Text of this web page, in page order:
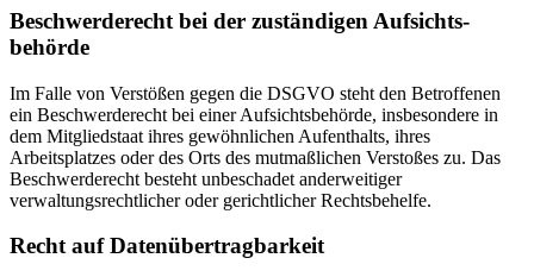
Beschwerde­recht bei der zuständigen Aufsichts­
behörde
Im Falle von Verstößen gegen die DSGVO steht den Betroffenen
ein Beschwerderecht bei einer Aufsichtsbehörde, insbesondere in
dem Mitgliedstaat ihres gewöhnlichen Aufenthalts, ihres
Arbeitsplatzes oder des Orts des mutmaßlichen Verstoßes zu. Das
Beschwerderecht besteht unbeschadet anderweitiger
verwaltungsrechtlicher oder gerichtlicher Rechtsbehelfe.
Recht auf Daten­übertrag­barkeit